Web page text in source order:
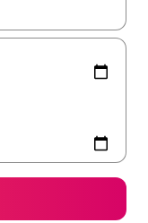
les flèches vers le